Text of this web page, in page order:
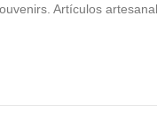
Artículos